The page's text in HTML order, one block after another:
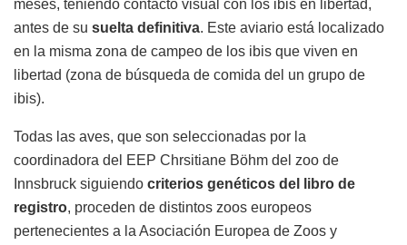
meses, teniendo contacto visual con los ibis en libertad,
antes de su suelta definitiva. Este aviario está localizado
en la misma zona de campeo de los ibis que viven en
libertad (zona de búsqueda de comida del un grupo de
ibis).
Todas las aves, que son seleccionadas por la
coordinadora del EEP Chrsitiane Böhm del zoo de
Innsbruck siguiendo criterios genéticos del libro de
registro, proceden de distintos zoos europeos
pertenecientes a la Asociación Europea de Zoos y